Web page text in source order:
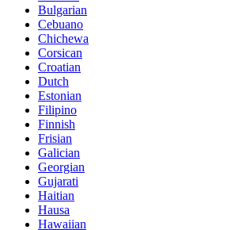
Bulgarian
Cebuano
Chichewa
Corsican
Croatian
Dutch
Estonian
Filipino
Finnish
Frisian
Galician
Georgian
Gujarati
Haitian
Hausa
Hawaiian